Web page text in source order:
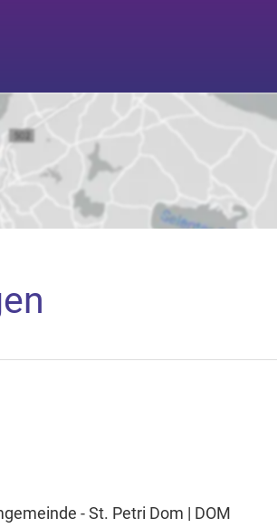
Maps beim Aktivieren von
und profilbasierter Werbung.
- St. Petri Dom | DOM